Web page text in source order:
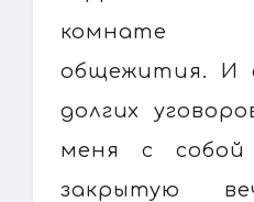
комнате
общежития. И
долгих
меня с
закрытую